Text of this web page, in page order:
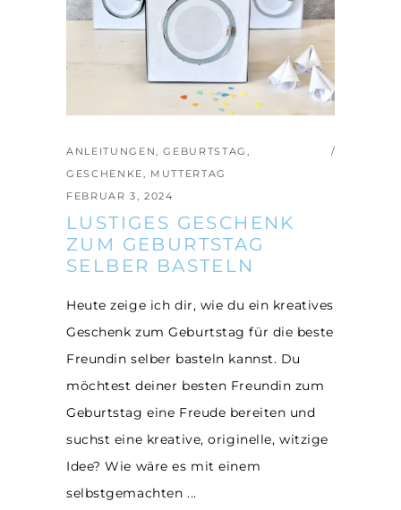
ANLEITUNGEN,GEBURTSTAG ,
GESCHENKE, MUTTERTAG
FEBRUAR 3, 2024
LUSTIGES GESCHENK
ZUM GEBURTSTAG
SELBER BASTELN
Heute zeige ich dir, wie du ein kreatives
Geschenk zum Geburtstag für die beste
Freundin selber basteln kannst. Du
möchtest deiner besten Freundin zum
Geburtstag eine Freude bereiten und
suchst eine kreative, originelle, witzige
Idee? Wie wäre es mit einem
selbstgemachten